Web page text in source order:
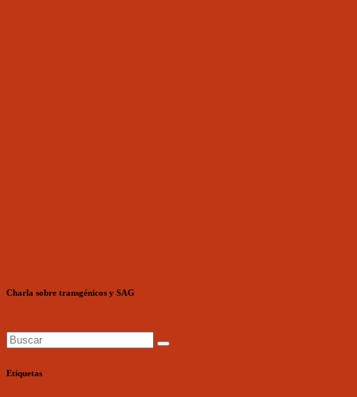
Charla sobre transgénicos y SAG
Etiquetas